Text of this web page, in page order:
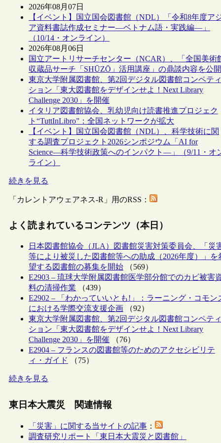
2026年08月07日
【イベント】国立国会図書館（NDL）「令和8年度ア
ア資料書誌作成セミナー―ベトナム語・実践編―」
（10/14・オンライン）
2026年08月06日
国立アートリサーチセンター（NCAR）、「全国美術
収蔵品サーチ「SHŪZŌ」活用講座」の鼎談内容を公開
東京大学附属図書館、第2回デジタル図書館コンペティ
ション「東大図書館をデザインせよ！Next Library
Challenge 2030」を開催
イタリア図書館協会、乳幼児向け読書推進プロジェク
ト“TuttInLibro”：全国ネットワークが拡大
【イベント】国立国会図書館（NDL）、科学技術に関
する調査プロジェクト2026シンポジウム「AI for
Science―科学技術政策へのインパクト―」（9/11・オ
ライン）
続きを見る
「カレントアウェアネス-R」用のRSS：
よく読まれているコンテンツ（本日）
日本図書館協会（JLA）図書館災害対策委員会、「災
等により被災した図書館等への助成（2026年度）」を
望する図書館の募集を開始 （569）
E2903 – 琉球大学附属図書館医学部分館でのカビ被害
料の清掃作業 （439）
E2902 – 「わかっていいとも!」：ラーニング・コモン
における学際交流支援企画 （92）
東京大学附属図書館、第2回デジタル図書館コンペティ
ション「東大図書館をデザインせよ！Next Library
Challenge 2030」を開催 （76）
E2904 – フランスの図書館等のためのアクセシビリテ
ィ・ガイド
（75）
続きを見る
東日本大震災 関連情報
「災害」に関する当サイトの記事 ：
調査研究リポート「東日本大震災と図書館」